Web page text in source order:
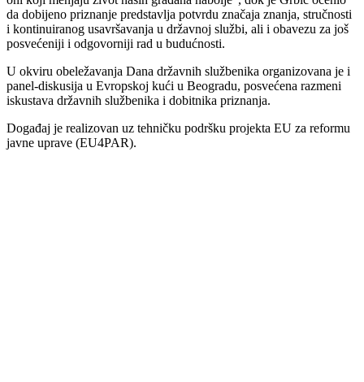
da dobijeno priznanje predstavlja potvrdu značaja znanja, stručnosti
i kontinuiranog usavršavanja u državnoj službi, ali i obavezu za još
posvećeniji i odgovorniji rad u budućnosti.
U okviru obeležavanja Dana državnih službenika organizovana je i
panel-diskusija u Evropskoj kući u Beogradu, posvećena razmeni
iskustava državnih službenika i dobitnika priznanja.
Događaj je realizovan uz tehničku podršku projekta EU za reformu
javne uprave (EU4PAR).